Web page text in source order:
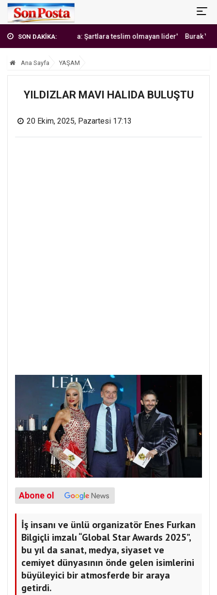
SON DAKİKA:
'Erbakan Hoca: Şartlara teslim olmayan lider' Burak
Ana Sayfa YAŞAM
YILDIZLAR MAVI HALIDA BULUŞTU
20 Ekim, 2025, Pazartesi 17:13
Abone ol
İş insanı ve ünlü organizatör Enes Furkan
Bilgiçli imzalı “Global Star Awards 2025”,
bu yıl da sanat, medya, siyaset ve
cemiyet dünyasının önde gelen isimlerini
büyüleyici bir atmosferde bir araya
getirdi.